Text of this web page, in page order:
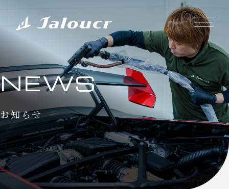
NEWS
お知らせ